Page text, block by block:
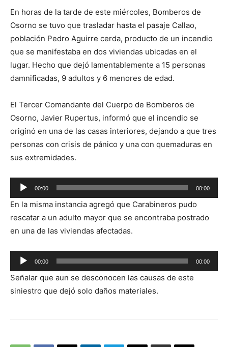
En horas de la tarde de este miércoles, Bomberos de
Osorno se tuvo que trasladar hasta el pasaje Callao,
población Pedro Aguirre cerda, producto de un incendio
que se manifestaba en dos viviendas ubicadas en el
lugar. Hecho que dejó lamentablemente a 15 personas
damnificadas, 9 adultos y 6 menores de edad.
El Tercer Comandante del Cuerpo de Bomberos de
Osorno, Javier Rupertus, informó que el incendio se
originó en una de las casas interiores, dejando a que tres
personas con crisis de pánico y una con quemaduras en
sus extremidades.
Reproductor
de
audio
00:00 00:00
En la misma instancia agregó que Carabineros pudo
rescatar a un adulto mayor que se encontraba postrado
en una de las viviendas afectadas.
Reproductor
de
audio
00:00 00:00
Señalar que aun se desconocen las causas de este
siniestro que dejó solo daños materiales.